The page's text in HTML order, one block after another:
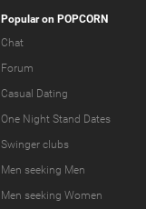
Popular on POPCORN
Chat
Forum
Casual Dating
One Night Stand Dates
Swinger clubs
Men seeking Men
Men seeking Women